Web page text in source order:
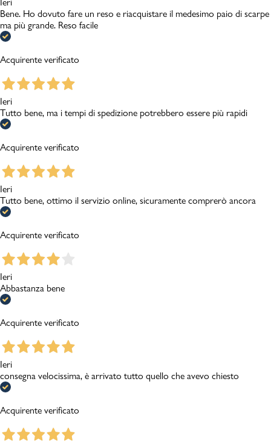
Bene. Ho dovuto fare un reso e riacquistare il medesimo paio di scarpe
ma più grande. Reso facile
Acquirente verificato
Ieri
Tutto bene, ma i tempi di spedizione potrebbero essere più rapidi
Acquirente verificato
Ieri
Tutto bene, ottimo il servizio online, sicuramente comprerò ancora
Acquirente verificato
Ieri
Abbastanza bene
Acquirente verificato
Ieri
consegna velocissima, è arrivato tutto quello che avevo chiesto
Acquirente verificato